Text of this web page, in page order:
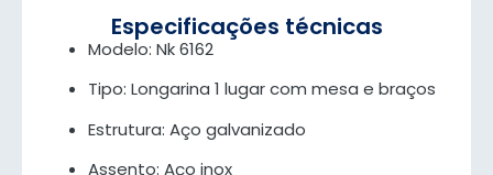
Especificações técnicas
Modelo: Nk 6162
Tipo: Longarina 1 lugar com mesa e braços
Estrutura: Aço galvanizado
Assento: Aço inox